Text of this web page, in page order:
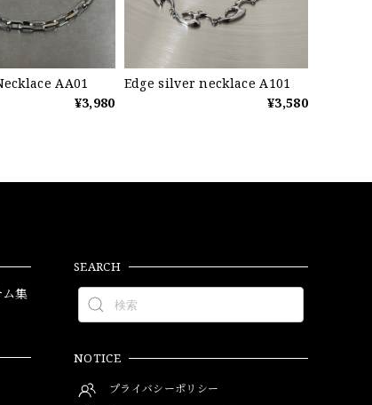
AA01
¥3,980
Edge silver necklace A101
¥3,580
集
SEARCH
NOTICE
プライバシーポリシー